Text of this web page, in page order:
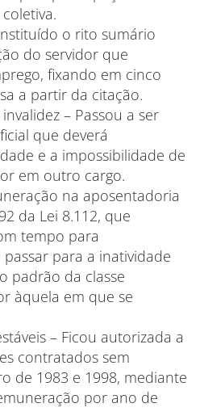
o rito sumário
do servidor que
fixando em cinco
a partir da citação.
– Passou a ser
que deverá
e a impossibilidade de
em outro cargo.
na aposentadoria
da Lei 8.112, que
tempo para
para a inatividade
padrão da classe
àquela em que se
– Ficou autorizada a
contratados sem
de 1983 e 1998, mediante
por ano de